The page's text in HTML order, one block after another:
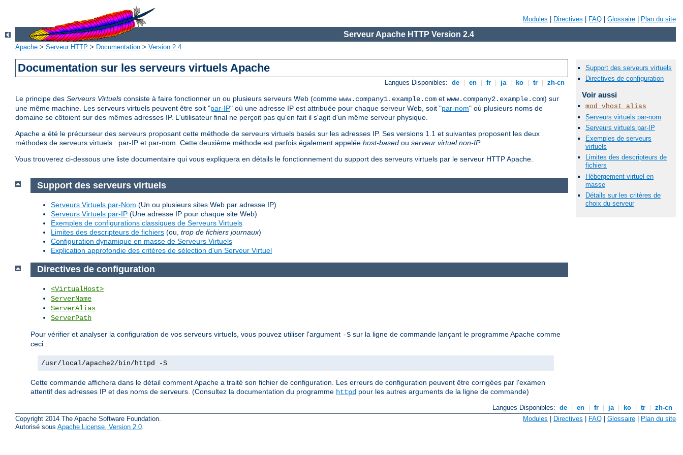
Modules Directives FAQ Glossaire Plan du site
Serveur Apache HTTP Version 2.4
Apache > Serveur HTTP > Documentation > Version 2.4
Documentation sur les serveurs virtuels Apache
Langues Disponibles: de en fr ja ko tr zh-cn
Le principe des Serveurs Virtuels consiste à faire fonctionner un ou plusieurs serveurs Web (comme www.company1.example.com et www.company2.example.com) sur
une même machine. Les serveurs virtuels peuvent être soit "par-IP" où une adresse IP est attribuée pour chaque serveur Web, soit "par-nom" où plusieurs noms de
domaine se côtoient sur des mêmes adresses IP. L'utilisateur final ne perçoit pas qu'en fait il s'agit d'un même serveur physique.
Apache a été le précurseur des serveurs proposant cette méthode de serveurs virtuels basés sur les adresses IP. Ses versions 1.1 et suivantes proposent les deux
méthodes de serveurs virtuels : par-IP et par-nom. Cette deuxième méthode est parfois également appelée host-based ou serveur virtuel non-IP.
Vous trouverez ci-dessous une liste documentaire qui vous expliquera en détails le fonctionnement du support des serveurs virtuels par le serveur HTTP Apache.
Support des serveurs virtuels
Directives de configuration
Voir aussi
mod_vhost_alias
Serveurs virtuels par-nom
Serveurs virtuels par-IP
Exemples de serveurs
virtuels
Limites des descripteurs de
fichiers
Hébergement virtuel en
masse
Détails sur les critères de
choix du serveur
Support des serveurs virtuels
Serveurs Virtuels par-Nom (Un ou plusieurs sites Web par adresse IP)
Serveurs Virtuels par-IP (Une adresse IP pour chaque site Web)
Exemples de configurations classiques de Serveurs Virtuels
Limites des descripteurs de fichiers (ou, trop de fichiers journaux)
Configuration dynamique en masse de Serveurs Virtuels
Explication approfondie des critères de sélection d'un Serveur Virtuel
Directives de configuration
<VirtualHost>
ServerName
ServerAlias
ServerPath
Pour vérifier et analyser la configuration de vos serveurs virtuels, vous pouvez utiliser l'argument -S sur la ligne de commande lançant le programme Apache comme
ceci :
/usr/local/apache2/bin/httpd -S
Cette commande affichera dans le détail comment Apache a traité son fichier de configuration. Les erreurs de configuration peuvent être corrigées par l'examen
attentif des adresses IP et des noms de serveurs. (Consultez la documentation du programme httpd pour les autres arguments de la ligne de commande)
Langues Disponibles: de en fr ja ko tr
zh-cn
Copyright 2014 The Apache Software Foundation.
Autorisé sous Apache License, Version 2.0.
Modules Directives FAQ Glossaire Plan du site